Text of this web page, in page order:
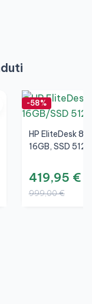
-58%
HP EliteDesk
16GB, SSD
419,95 €
999,00 €